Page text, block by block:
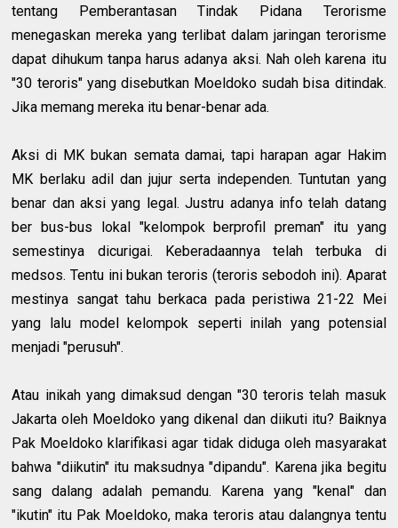
tentang Pemberantasan Tindak Pidana Terorisme
menegaskan mereka yang terlibat dalam jaringan terorisme
dapat dihukum tanpa harus adanya aksi. Nah oleh karena itu
"30 teroris" yang disebutkan Moeldoko sudah bisa ditindak.
Jika memang mereka itu benar-benar ada.
Aksi di MK bukan semata damai, tapi harapan agar Hakim
MK berlaku adil dan jujur serta independen. Tuntutan yang
benar dan aksi yang legal. Justru adanya info telah datang
ber bus-bus lokal "kelompok berprofil preman" itu yang
semestinya dicurigai. Keberadaannya telah terbuka di
medsos. Tentu ini bukan teroris (teroris sebodoh ini). Aparat
mestinya sangat tahu berkaca pada peristiwa 21-22 Mei
yang lalu model kelompok seperti inilah yang potensial
menjadi "perusuh".
Atau inikah yang dimaksud dengan "30 teroris telah masuk
Jakarta oleh Moeldoko yang dikenal dan diikuti itu? Baiknya
Pak Moeldoko klarifikasi agar tidak diduga oleh masyarakat
bahwa "diikutin" itu maksudnya "dipandu". Karena jika begitu
sang dalang adalah pemandu. Karena yang "kenal" dan
"ikutin" itu Pak Moeldoko, maka teroris atau dalangnya tentu